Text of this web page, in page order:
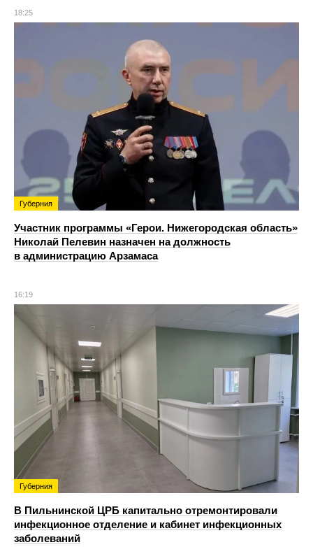
18:25
Губерния
Участник программы «Герои. Нижегородская область»
Николай Пелевин назначен на должность
в администрацию Арзамаса
16:19
Губерния
В Пильнинской ЦРБ капитально отремонтировали
инфекционное отделение и кабинет инфекционных
заболеваний